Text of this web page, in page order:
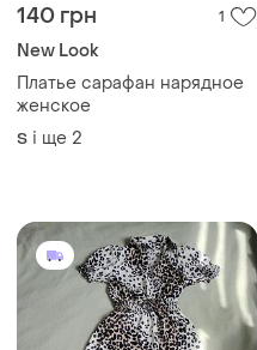
140 грн 1
New Look
Платье сарафан нарядное
женское
S і ще 2